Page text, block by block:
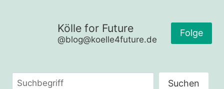
Kölle for Future
@blog@koelle4future.de
Folge
Suchen Suchen